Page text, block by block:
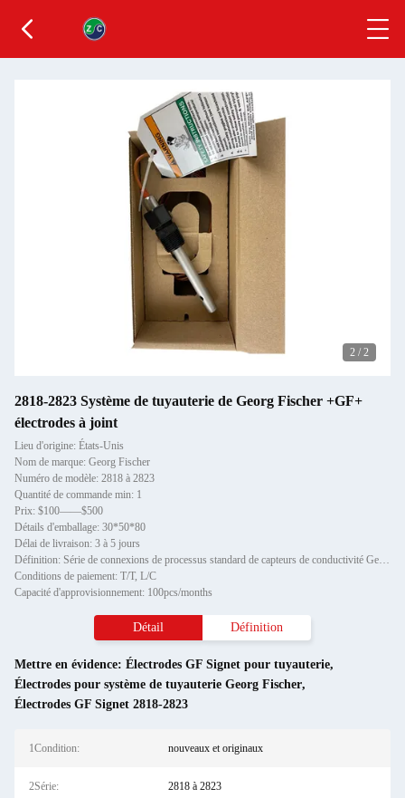
2 / 2
2818-2823 Système de tuyauterie de Georg Fischer +GF+
électrodes à joint
Lieu d'origine: États-Unis
Nom de marque: Georg Fischer
Numéro de modèle: 2818 à 2823
Quantité de commande min: 1
Prix: $100——$500
Détails d'emballage: 30*50*80
Délai de livraison: 3 à 5 jours
Définition: Série de connexions de processus standard de capteurs de conductivité Georg Fischer Signet 2818-2823
Conditions de paiement: T/T, L/C
Capacité d'approvisionnement: 100pcs/months
Détail Définition
Mettre en évidence: Électrodes GF Signet pour tuyauterie,
Électrodes pour système de tuyauterie Georg Fischer,
Électrodes GF Signet 2818-2823
1Condition: nouveaux et originaux
2Série: 2818 à 2823